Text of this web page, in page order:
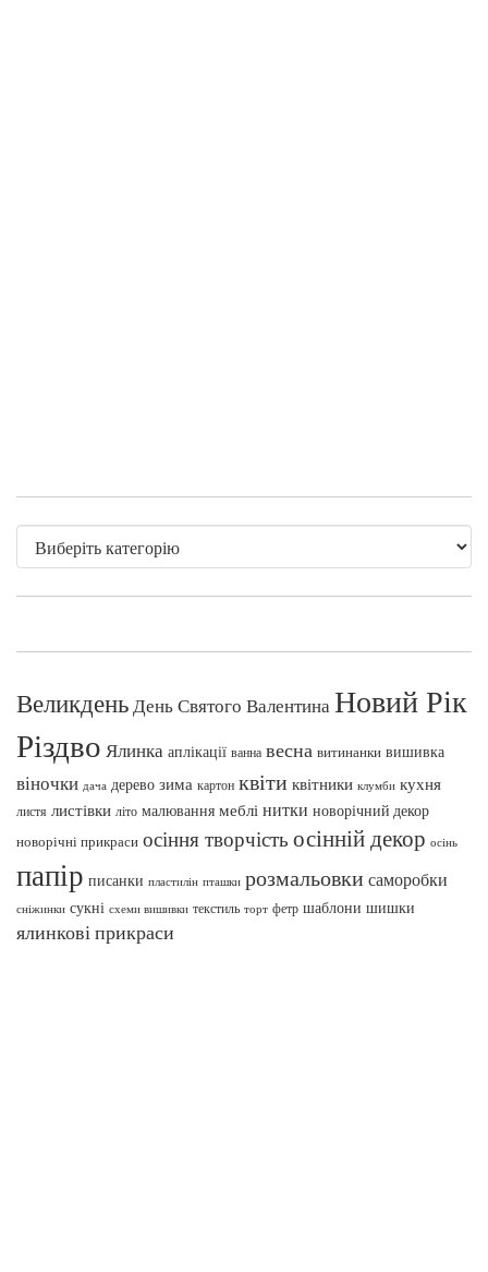
ВеликденьДень Святого ВалентинаНовий Рік
Різдво Ялинка аплікації ванна весна витинанки вишивка
віночки дача дерево зима картон квіти квітники клумби кухня
листя листівки літо малювання меблі нитки новорічний декор
новорічні прикраси осіння творчість осінній декор осінь
папір писанки пластилін пташки розмальовки саморобки
сніжинки сукні схеми вишивки текстиль торт фетр шаблони шишки
ялинкові прикраси